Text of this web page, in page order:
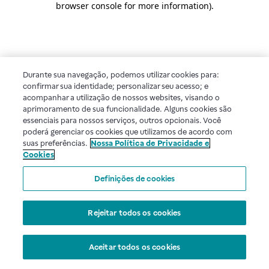
browser console for more information).
Durante sua navegação, podemos utilizar cookies para:
confirmar sua identidade; personalizar seu acesso; e
acompanhar a utilização de nossos websites, visando o
aprimoramento de sua funcionalidade. Alguns cookies são
essenciais para nossos serviços, outros opcionais. Você
poderá gerenciar os cookies que utilizamos de acordo com
suas preferências. Nossa Política de Privacidade e
Cookies
Definições de cookies
Rejeitar todos os cookies
Aceitar todos os cookies